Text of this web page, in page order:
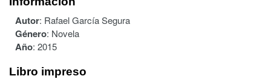
Autor: Rafael García Segura
Género: Novela
Año: 2015
Libro impreso